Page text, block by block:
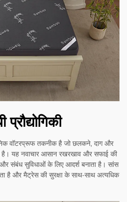
वॉटरप्रूफ तकनीक है जो छलकने, दाग और
है। यह नवाचार आसान रखरखाव और सफाई की
और संबंध सुविधाओं के लिए आदर्श बनाता है। सांस
है और मैट्रेस की सुरक्षा के साथ-साथ अत्यधिक